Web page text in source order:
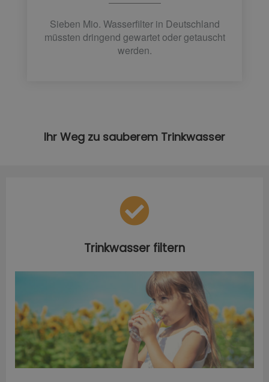
Sieben Mio. Wasserfilter in Deutschland
müssten dringend gewartet oder getauscht
werden.
Ihr Weg zu sauberem Trinkwasser
Trinkwasser filtern